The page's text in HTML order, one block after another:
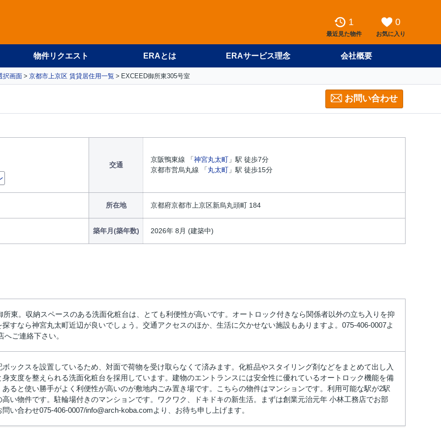
1
最近見た物件
0
お気に入り
物件リクエスト ERAとは ERAサービス理念 会社概要
択画面 京都市上京区 賃貸居住用一覧 EXCEED御所東305号室
お問い合わせ
交通
京阪鴨東線 「神宮丸太町 」駅 徒歩7分
京都市営烏丸線 「丸太町 」駅 徒歩15分
所在地 京都府京都市上京区新烏丸頭町 184
築年月(築年数) 2026年 8月 (建築中)
東。収納スペースのある洗面化粧台は、とても利便性が高いです。オートロック付きなら関係者以外の立ち入りを抑
すなら神宮丸太町近辺が良いでしょう。交通アクセスのほか、生活に欠かせない施設もありますよ。075-406-0007よ
ご連絡下さい。
ックスを設置しているため、対面で荷物を受け取らなくて済みます。化粧品やスタイリング剤などをまとめて出し入
支度を整えられる洗面化粧台を採用しています。建物のエントランスには安全性に優れているオートロック機能を備
ると使い勝手がよく利便性が高いのが敷地内ごみ置き場です。こちらの物件はマンションです。利用可能な駅が2駅
い物件です。駐輪場付きのマンションです。ワクワク、ドキドキの新生活。まずは創業元治元年 小林工務店でお部
い合わせ075-406-0007/info@arch-koba.comより、お待ち申し上げます。